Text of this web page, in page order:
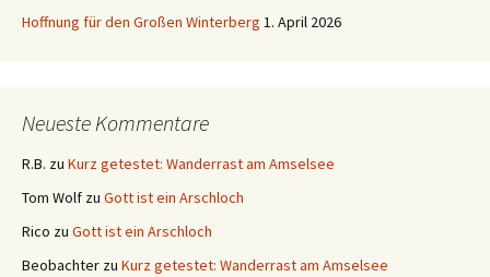
Hoffnung für den Großen Winterberg 1. April 2026
Neueste Kommentare
R.B. zu Kurz getestet: Wanderrast am Amselsee
Tom Wolf zu Gott ist ein Arschloch
Rico zu Gott ist ein Arschloch
Beobachter zu Kurz getestet: Wanderrast am Amselsee